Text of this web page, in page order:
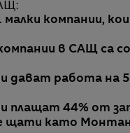
компании,
в САЩ са
дават работа на
плащат 44% от
щати като